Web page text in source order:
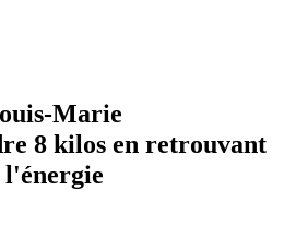
Marie
8 kilos en retrouvant
l'énergie